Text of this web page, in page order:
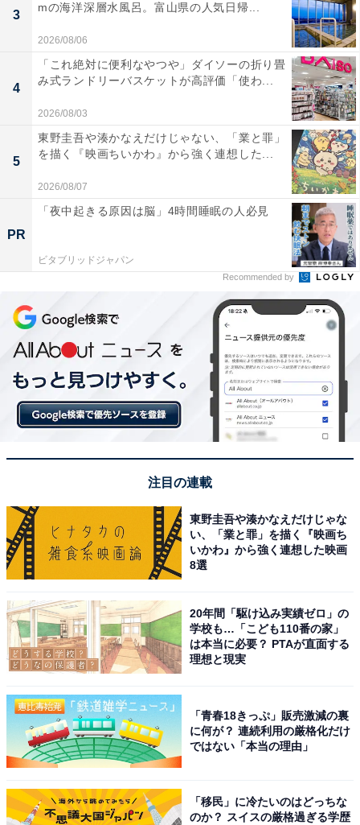
3
mの海洋深層水風呂。富山県の人気日帰...
2026/08/06
4
「これ絶対に便利なやつや」ダイソーの折り畳
み式ランドリーバスケットが高評価「使わ...
2026/08/03
5
東野圭吾や湊かなえだけじゃない、「業と罪」
を描く『映画ちいかわ』から強く連想した...
2026/08/07
PR
「夜中起きる原因は脳」4時間睡眠の人必見
ビタブリッドジャパン
Recommended by
注目の連載
東野圭吾や湊かなえだけじゃな
い、「業と罪」を描く『映画ち
いかわ』から強く連想した映画
8選
20年間「駆け込み実績ゼロ」の
学校も…「こども110番の家」
は本当に必要？ PTAが直面する
理想と現実
「青春18きっぷ」販売激減の裏
に何が？ 連続利用の厳格化だけ
ではない「本当の理由」
「移民」に冷たいのはどっちな
のか？ スイスの厳格過ぎる学歴